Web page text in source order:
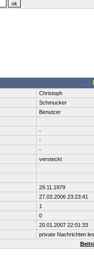
.:
Christoph
Schmucker
Benutzer
-
-
-
versteckt
29.11.1979
27.03.2006 23:23:41
1
0
20.01.2007 22:01:33
private Nachrichten